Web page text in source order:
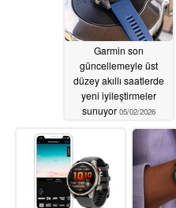
Garmin son
güncellemeyle üst
düzey akıllı saatlerde
yeni iyileştirmeler
sunuyor 05/02/2026